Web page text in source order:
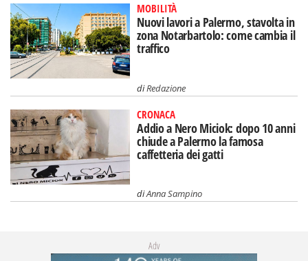
MOBILITÀ
Nuovi lavori a Palermo, stavolta in
zona Notarbartolo: come cambia il
traffico
diRedazione
CRONACA
Addio a Nero Miciok: dopo 10 anni
chiude a Palermo la famosa
caffetteria dei gatti
diAnna Sampino
Adv